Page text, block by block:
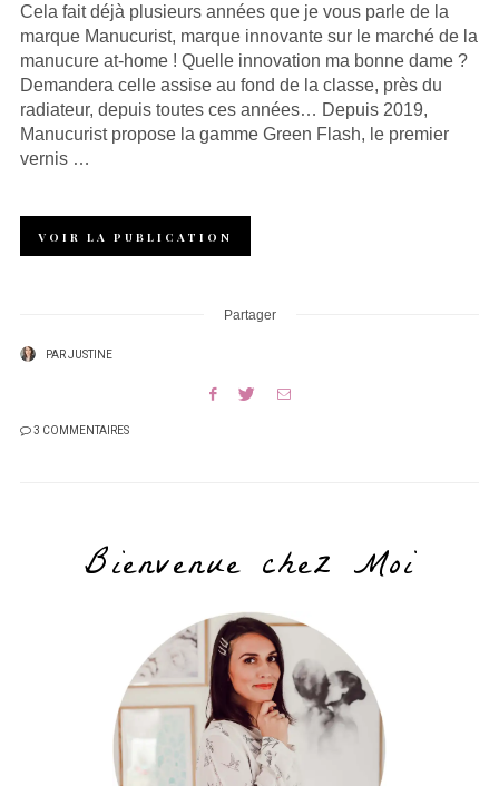
Cela fait déjà plusieurs années que je vous parle de la
marque Manucurist, marque innovante sur le marché de la
manucure at-home ! Quelle innovation ma bonne dame ?
Demandera celle assise au fond de la classe, près du
radiateur, depuis toutes ces années… Depuis 2019,
Manucurist propose la gamme Green Flash, le premier
vernis …
VOIR LA PUBLICATION
Partager
PARJUSTINE
3 COMMENTAIRES
Bienvenue chez Moi